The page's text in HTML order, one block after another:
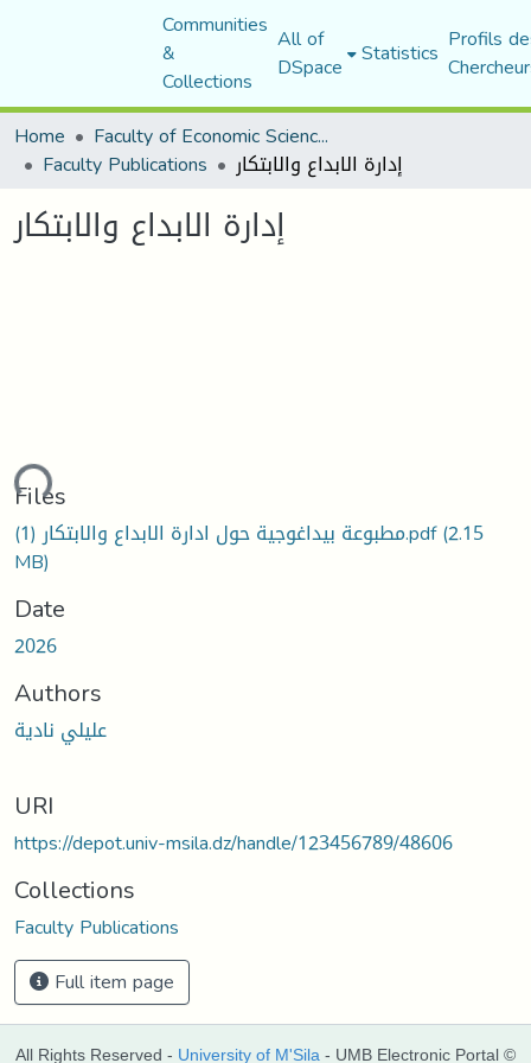
Communities
&
Collections
All of
DSpace Statistics Profils
Home
Faculty of Economic Sciences, Commerce and Management Sciences
Faculty Publications إدارة الابداع والابتكار
إدارة الابداع والابتكار
Files
مطبوعة بيداغوجية حول ادارة الابداع والابتكار (1).pdf(2.15
MB)
Date
2026
Authors
عليلي نادية
URI
https://depot.univ-msila.dz/handle/123456789/48606
Collections
Faculty Publications
Full item page
All Rights Reserved - University of M'Sila - UMB Electronic Portal ©